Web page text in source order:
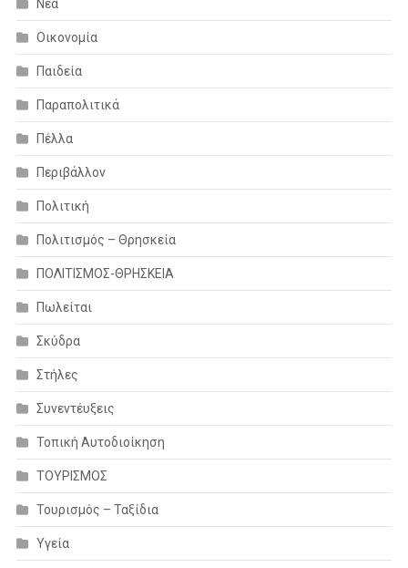
Νέα
Οικονομία
Παιδεία
Παραπολιτικά
Πέλλα
Περιβάλλον
Πολιτική
Πολιτισμός – Θρησκεία
ΠΟΛΙΤΙΣΜΟΣ-ΘΡΗΣΚΕΙΑ
Πωλείται
Σκύδρα
Στήλες
Συνεντέυξεις
Τοπική Αυτοδιοίκηση
ΤΟΥΡΙΣΜΟΣ
Τουρισμός – Ταξίδια
Υγεία